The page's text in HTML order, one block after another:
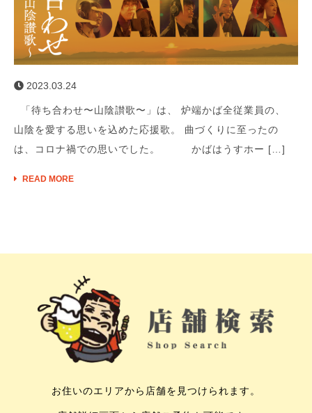
2023.03.24
「待ち合わせ〜山陰讃歌〜」は、 炉端かば全従業員の、
山陰を愛する思いを込めた応援歌。 曲づくりに至ったの
は、コロナ禍での思いでした。 かばはうすホー […]
READ MORE
お住いのエリアから店舗を見つけられます。